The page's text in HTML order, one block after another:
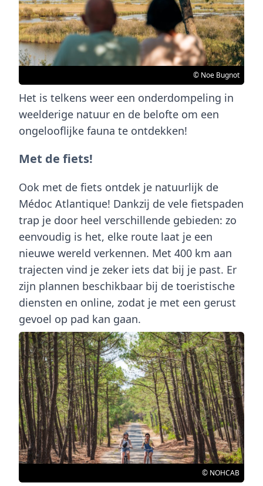
© Noe Bugnot
Het is telkens weer een onderdompeling in
weelderige natuur en de belofte om een
ongelooflijke fauna te ontdekken!
Met de fiets!
Ook met de fiets ontdek je natuurlijk de
Médoc Atlantique! Dankzij de vele fietspaden
trap je door heel verschillende gebieden: zo
eenvoudig is het, elke route laat je een
nieuwe wereld verkennen. Met 400 km aan
trajecten vind je zeker iets dat bij je past. Er
zijn plannen beschikbaar bij de toeristische
diensten en online, zodat je met een gerust
gevoel op pad kan gaan.
© NOHCAB